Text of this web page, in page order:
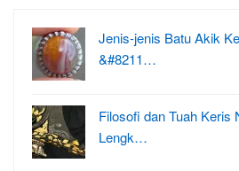
Jenis-jenis Batu Akik
&#8211…
Filosofi dan Tuah Keris
Lengk…